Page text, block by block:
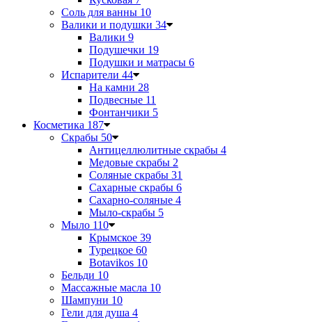
Соль для ванны 10
Валики и подушки 34
Валики 9
Подушечки 19
Подушки и матрасы 6
Испарители 44
На камни 28
Подвесные 11
Фонтанчики 5
Косметика 187
Скрабы 50
Антицеллюлитные скрабы 4
Медовые скрабы 2
Соляные скрабы 31
Сахарные скрабы 6
Сахарно-соляные 4
Мыло-скрабы 5
Мыло 110
Крымское 39
Турецкое 60
Botavikos 10
Бельди 10
Массажные масла 10
Шампуни 10
Гели для душа 4